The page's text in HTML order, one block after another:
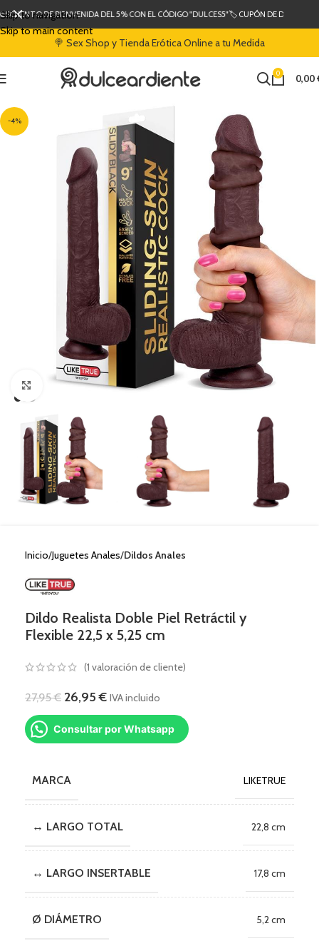
Skip to navigation
Skip to main content
🍭 Sex Shop y Tienda Erótica Online a tu Medida
0 0,00
-4%
Clic para ampliar
Inicio Juguetes Anales Dildos Anales
Dildo Realista Doble Piel Retráctil y
Flexible 22,5 x 5,25 cm
(1 valoración de cliente)
27,95€ 26,95€ IVA incluido
Consultar por Whatsapp
MARCA LIKETRUE
↔ LARGO TOTAL 22,8 cm
↔ LARGO INSERTABLE 17,8 cm
Ø DIÁMETRO 5,2 cm
DE BIENVENIDA DEL 5% CON EL CÓDIGO "DULCES5"🏷️ CUPÓN DE